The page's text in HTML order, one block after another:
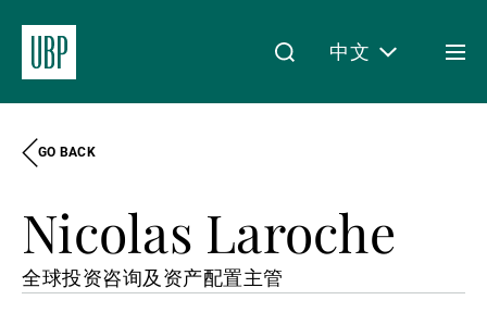
关于我们
中文
GO BACK
Nicolas Laroche
全球投资咨询及资产配置主管